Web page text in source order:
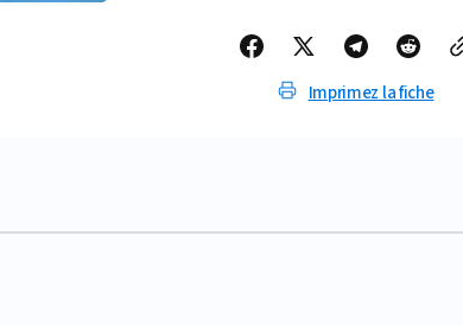
Imprimez la fiche